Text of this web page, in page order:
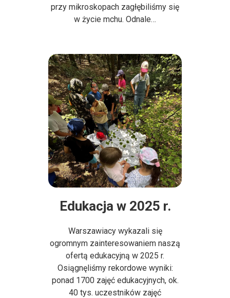
przy mikroskopach zagłębiliśmy się
w życie mchu. Odnale…
Edukacja w 2025 r.
Warszawiacy wykazali się
ogromnym zainteresowaniem naszą
ofertą edukacyjną w 2025 r.
Osiągnęliśmy rekordowe wyniki:
ponad 1700 zajęć edukacyjnych, ok.
40 tys. uczestników zajęć